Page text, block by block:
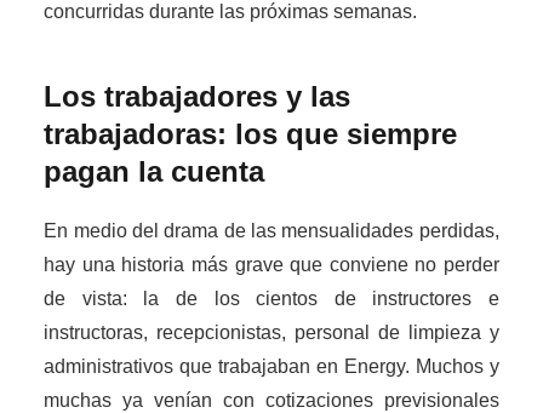
concurridas durante las próximas semanas.
Los trabajadores y las
trabajadoras: los que siempre
pagan la cuenta
En medio del drama de las mensualidades perdidas,
hay una historia más grave que conviene no perder
de vista: la de los cientos de instructores e
instructoras, recepcionistas, personal de limpieza y
administrativos que trabajaban en Energy. Muchos y
muchas ya venían con cotizaciones previsionales